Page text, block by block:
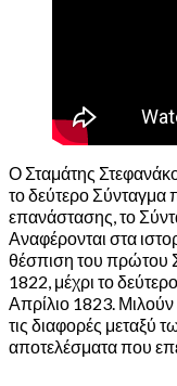
Ο Σταμάτης
το δεύτερο Σύνταγμα
επανάστασης, το
Αναφέρονται στα
θέσπιση του πρώτου
1822, μέχρι το
Απρίλιο 1823. Μιλούν
τις διαφορές μεταξύ
αποτελέσματα που